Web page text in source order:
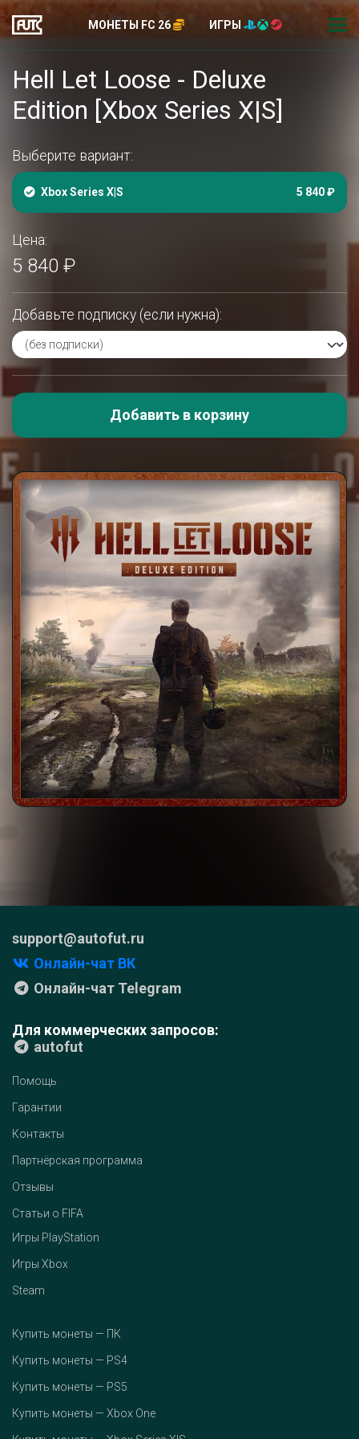
МОНЕТЫ FC 26 ИГРЫ
Hell Let Loose - Deluxe
Edition [Xbox Series X|S]
Выберите вариант:
Xbox Series X|S 5 840 ₽
Цена:
5 840 ₽
Добавьте подписку (если нужна):
Добавить в корзину
support@autofut.ru
Онлайн-чат ВК
Онлайн-чат Telegram
Для коммерческих запросов:
autofut
Помощь
Гарантии
Контакты
Партнёрская программа
Отзывы
Статьи о FIFA
Игры PlayStation
Игры Xbox
Steam
Купить монеты — ПК
Купить монеты — PS4
Купить монеты — PS5
Купить монеты — Xbox One